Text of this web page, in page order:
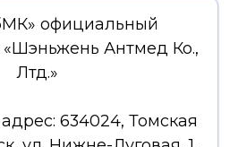
Маркетинг
права защищены.
использование
и преследуется
закону.